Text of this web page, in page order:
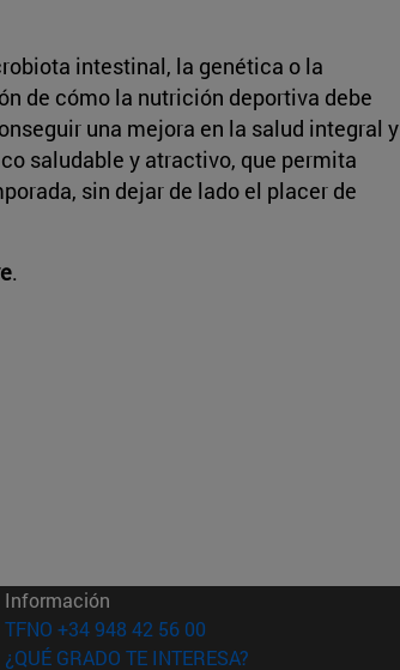
intestinal, la genética o la
de cómo la nutrición deportiva debe
una mejora en la salud integral y
saludable y atractivo, que permita
sin dejar de lado el placer de
.
Información
TFNO +34 948 42 56 00
¿QUÉ GRADO TE INTERESA?